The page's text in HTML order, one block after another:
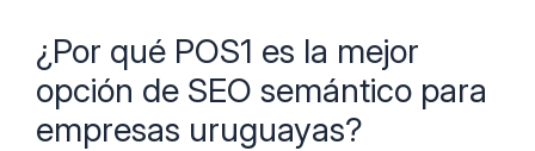
¿Por qué POS1 es la mejor
opción de SEO semántico para
empresas uruguayas?